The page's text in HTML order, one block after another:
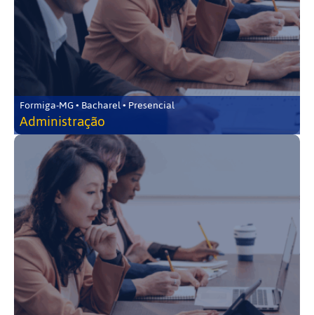
Formiga-MG • Bacharel • Presencial
Administração